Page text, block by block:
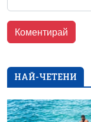
НАЙ-ЧЕТЕНИ